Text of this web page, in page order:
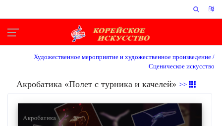
Художественное мероприятие и художественное произведение /
Сценическое искусство
Акробатика «Полет с турника и качелей» >>